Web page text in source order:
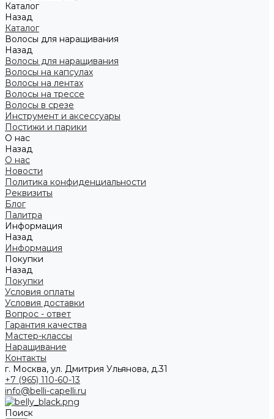
Каталог
Назад
Каталог
Волосы для наращивания
Назад
Волосы для наращивания
Волосы на капсулах
Волосы на лентах
Волосы на трессе
Волосы в срезе
Инструмент и аксессуары
Постижи и парики
О нас
Назад
О нас
Новости
Политика конфиденциальности
Реквизиты
Блог
Палитра
Информация
Назад
Информация
Покупки
Назад
Покупки
Условия оплаты
Условия доставки
Вопрос - ответ
Гарантия качества
Мастер-классы
Наращивание
Контакты
г. Москва, ул. Дмитрия Ульянова, д.31
+7 (965) 110-60-13
info@belli-capelli.ru
Поиск